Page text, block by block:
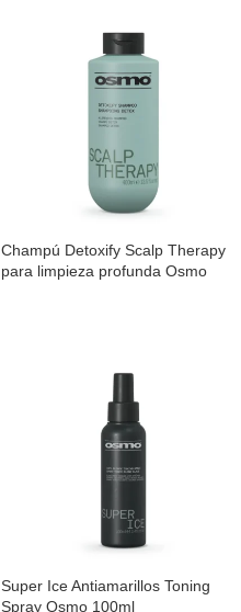
Champú Detoxify Scalp Therapy
para limpieza profunda Osmo
Super Ice Antiamarillos Toning
Spray Osmo 100ml